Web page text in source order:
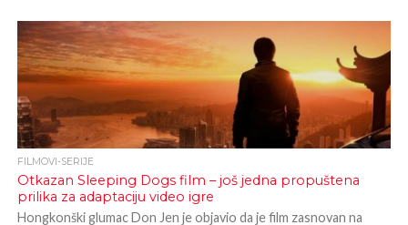
FILMOVI-SERIJE
Otkazan Sleeping Dogs film – još jedna propuštena
prilika za adaptaciju video igre
Hongkonški glumac Don Jen je objavio da je film zasnovan na